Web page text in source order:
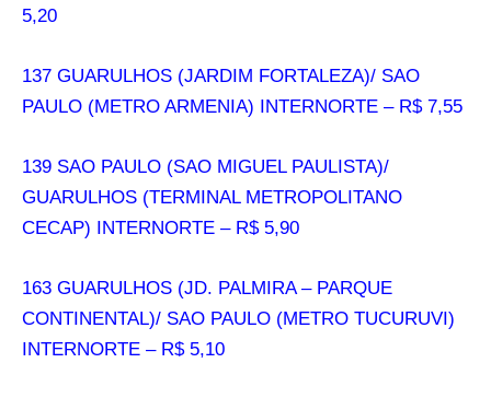
5,20
137 GUARULHOS (JARDIM FORTALEZA)/ SAO
PAULO (METRO ARMENIA) INTERNORTE – R$ 7,55
139 SAO PAULO (SAO MIGUEL PAULISTA)/
GUARULHOS (TERMINAL METROPOLITANO
CECAP) INTERNORTE – R$ 5,90
163 GUARULHOS (JD. PALMIRA – PARQUE
CONTINENTAL)/ SAO PAULO (METRO TUCURUVI)
INTERNORTE – R$ 5,10